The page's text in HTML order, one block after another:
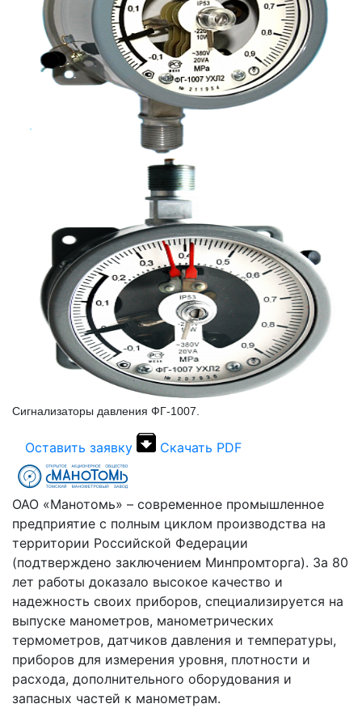
Сигнализаторы давления ФГ-1007.
Оставить заявку Скачать PDF
ОАО «Манотомь» – современное промышленное
предприятие с полным циклом производства на
территории Российской Федерации
(подтверждено заключением Минпромторга). За 80
лет работы доказало высокое качество и
надежность своих приборов, специализируется на
выпуске манометров, манометрических
термометров, датчиков давления и температуры,
приборов для измерения уровня, плотности и
расхода, дополнительного оборудования и
запасных частей к манометрам.